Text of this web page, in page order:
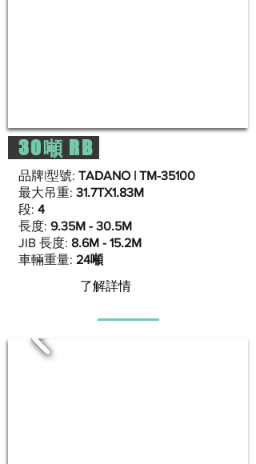
30噸 RB
品牌|型號: TADANO | TM-35100
最大吊重: 31.7TX1.83M
段: 4
長度: 9.35M - 30.5M
JIB 長度: 8.6M - 15.2M
車輛重量: 24噸
了解詳情